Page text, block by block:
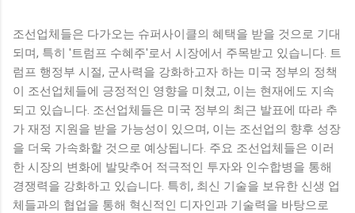
조선업체들은 다가오는 슈퍼사이클의 혜택을 받을 것으로 기대
되며, 특히 '트럼프 수혜주'로서 시장에서 주목받고 있습니다. 트
럼프 행정부 시절, 군사력을 강화하고자 하는 미국 정부의 정책
이 조선업체들에 긍정적인 영향을 미쳤고, 이는 현재에도 지속
되고 있습니다. 조선업체들은 미국 정부의 최근 발표에 따라 추
가 재정 지원을 받을 가능성이 있으며, 이는 조선업의 향후 성장
을 더욱 가속화할 것으로 예상됩니다. 주요 조선업체들은 이러
한 시장의 변화에 발맞추어 적극적인 투자와 인수합병을 통해
경쟁력을 강화하고 있습니다. 특히, 최신 기술을 보유한 신생 업
체들과의 협업을 통해 혁신적인 디자인과 기술력을 바탕으로